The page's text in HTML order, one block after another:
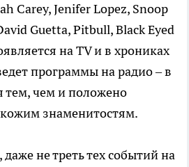
Carey, Jenifer Lopez, Snoop
Guetta, Pitbull, Black Eyed
на TV и в хрониках
программы на радио – в
тем, чем и положено
знаменитостям.
не треть тех событий на